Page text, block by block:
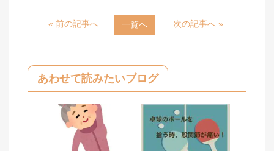
e e
o
o
k
« 前の記事へ 一覧へ 次の記事へ »
あわせて読みたいブログ